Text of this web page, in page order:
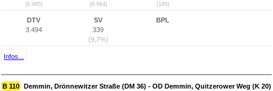
(8.985) (6.964) (185)
DTV
3.494
SV
339
(9,7%)
BPL
Infos...
B 110 Demmin, Drönnewitzer Straße (DM 36) - OD Demmin, Quitzerower Weg (K 20)